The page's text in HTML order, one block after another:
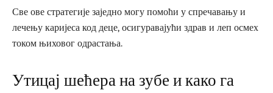
Све ове стратегије заједно могу помоћи у спречавању и
лечењу каријеса код деце, осигуравајући здрав и леп осмех
током њиховог одрастања.
Утицај шећера на зубе и како га